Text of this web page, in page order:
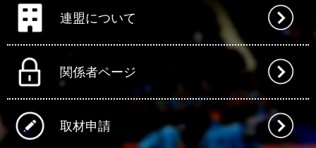
連盟について
関係者ページ
取材申請